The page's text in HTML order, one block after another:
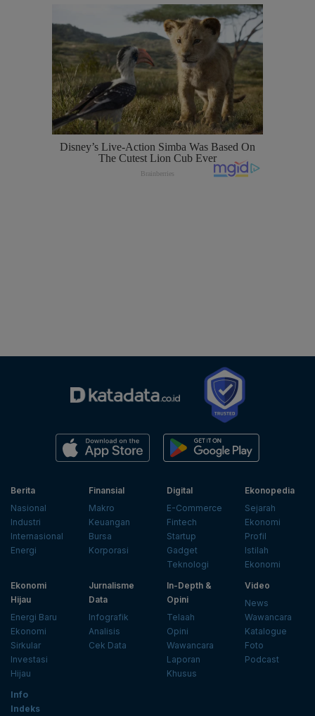
Berita
Nasional
Industri
Internasional
Energi
Finansial
Makro
Keuangan
Bursa
Korporasi
Digital
E-Commerce
Fintech
Startup
Gadget
Teknologi
Ekonopedia
Sejarah
Ekonomi
Profil
Istilah
Ekonomi
Ekonomi
Hijau
Energi Baru
Ekonomi
Sirkular
Investasi
Hijau
Jurnalisme
Data
Infografik
Analisis
Cek Data
In-Depth &
Opini
Telaah
Opini
Wawancara
Laporan
Khusus
Video
News
Wawancara
Katalogue
Foto
Podcast
Info
Indeks